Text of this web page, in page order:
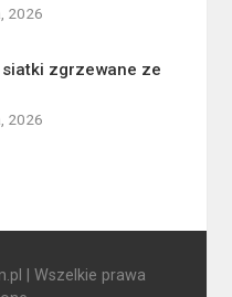
2026
zgrzewane ze
2026
| Wszelkie prawa